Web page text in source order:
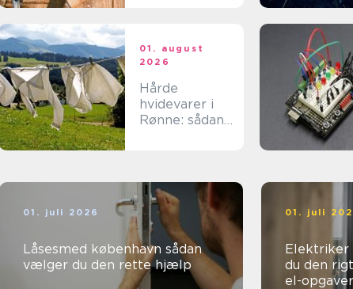
01. august
2026
Hårde
hvidevarer i
Rønne: sådan
01. juli 2026
Låsesmed københavn sådan
vælger du den rette hjælp
01. juli
Elektriker varde
du den
el-opgaver